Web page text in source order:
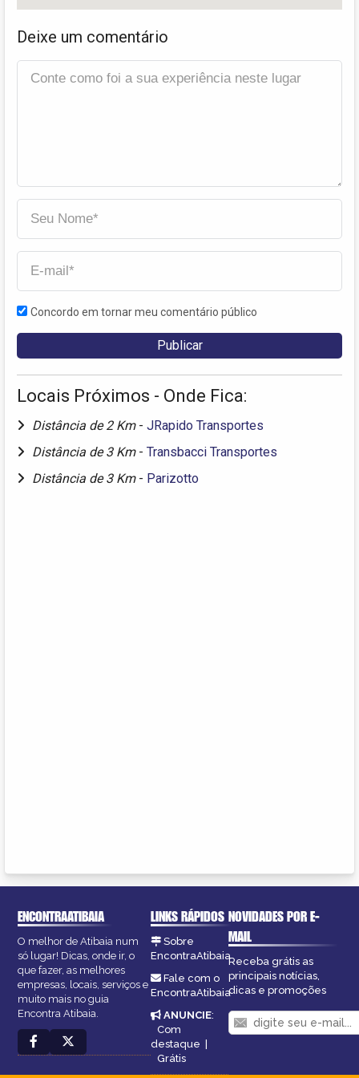
Deixe um comentário
Concordo em tornar meu comentário público
Locais Próximos - Onde Fica:
Distância de 2 Km - JRapido Transportes
Distância de 3 Km - Transbacci Transportes
Distância de 3 Km - Parizotto
ENCONTRAATIBAIA
O melhor de Atibaia num
só lugar! Dicas, onde ir, o
que fazer, as melhores
empresas, locais, serviços e
muito mais no guia
Encontra Atibaia.
LINKS RÁPIDOS
Sobre
EncontraAtibaia
Fale com o
EncontraAtibaia
ANUNCIE:
Com
destaque |
Grátis
NOVIDADES POR E-
MAIL
Receba grátis as
principais notícias,
dicas e promoções